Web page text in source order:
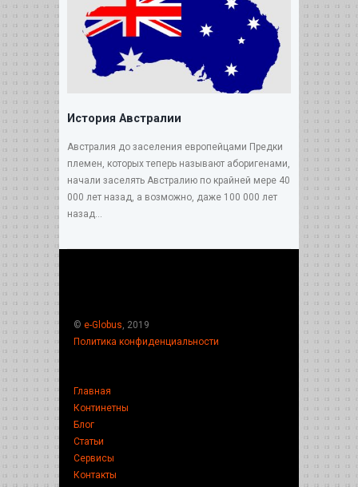
История Австралии
Австралия до заселения европейцами Предки
племен, которых теперь называют аборигенами,
начали заселять Австралию по крайней мере 40
000 лет назад, а возможно, даже 100 000 лет
назад...
© e-Globus , 2019
Политика конфиденциальности
Главная
Континетны
Блог
Статьи
Сервисы
Контакты